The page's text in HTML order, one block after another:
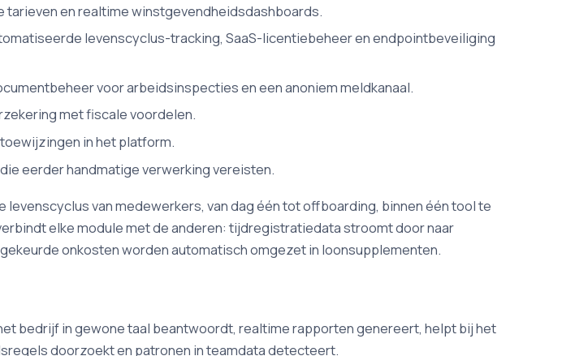
en realtime winstgevendheidsdashboards.
levenscyclus-tracking, SaaS-licentiebeheer en endpointbeveiliging
voor arbeidsinspecties en een anoniem meldkanaal.
met fiscale voordelen.
in het platform.
eerder handmatige verwerking vereisten.
van medewerkers, van dag één tot offboarding, binnen één tool te
elke module met de anderen: tijdregistratiedata stroomt door naar
onkosten worden automatisch omgezet in loonsupplementen.
bedrijf in gewone taal beantwoordt, realtime rapporten genereert, helpt bij het
doorzoekt en patronen in teamdata detecteert.